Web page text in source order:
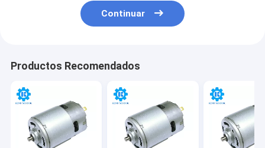
Continuar
Productos Recomendados